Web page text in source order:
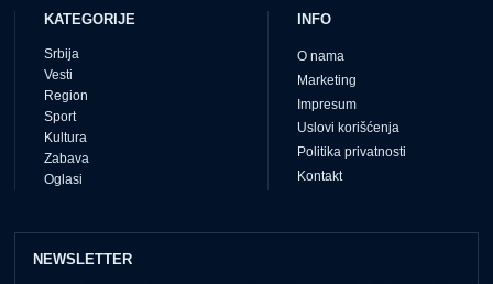
KATEGORIJE
Srbija
Vesti
Region
Sport
Kultura
Zabava
Oglasi
INFO
O nama
Marketing
Impresum
Uslovi korišćenja
Politika privatnosti
Kontakt
NEWSLETTER